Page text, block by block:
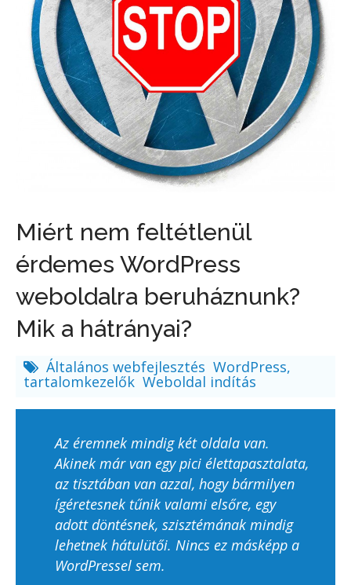
Miért nem feltétlenül
érdemes WordPress
weboldalra beruháznunk?
Mik a hátrányai?
Általános webfejlesztés WordPress,
tartalomkezelők Weboldal indítás
Az éremnek mindig két oldala van.
Akinek már van egy pici élettapasztalata,
az tisztában van azzal, hogy bármilyen
ígéretesnek tűnik valami elsőre, egy
adott döntésnek, szisztémának mindig
lehetnek hátulütői. Nincs ez másképp a
WordPressel sem.